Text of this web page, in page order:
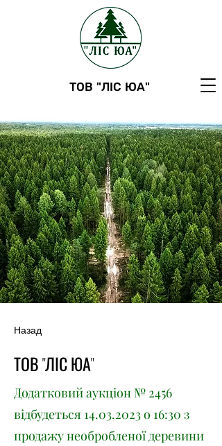
ТОВ "ЛІС ЮА"
Назад
ТОВ "ЛІС ЮА"
Додатковий аукціон № 2456
відбудеться 14.03.2023о 16:30 з
продажу необробленої деревини